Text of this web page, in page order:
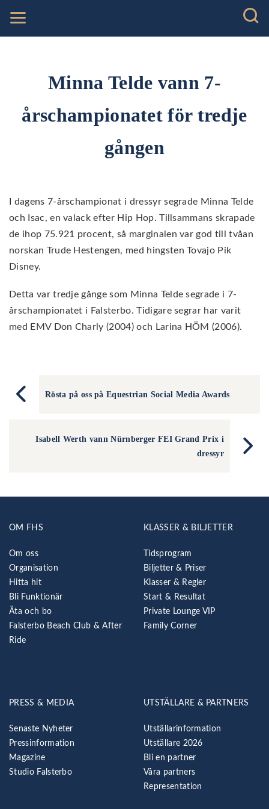
Minna Telde vann 7-
årschampionatet för tredje
gången
I dagens 7-årschampionat i dressyr segrade Minna Telde
och Isac, en valack efter Hip Hop. Tillsammans skrapade
de ihop 75.921 procent, så marginalen var god till tvåan
norskan Trude Hestengen, med hingsten Tovajo Pik
Disney.
Detta var tredje gånge som Minna Telde segrade i 7-
årschampionatet i Falsterbo. Tidigare segrar har varit
med EMV Don Charly (2004) och Larina HÖM (2006).
Rösta på oss på Equestrian Social Media Awards
Isabell Werth vann Nürnberger FEI Grand Prix i
dressyr
OM FHS
Om oss
Organisation
Hitta hit
Bli Funktionär
Äta och bo
Falsterbo Beach Club & After
Ride
KLASSER & BILJETTER
Tidsprogram
Biljetter & Priser
Klasser & Regler
Start & Resultat
Private Lounge VIP
Family Corner
PRESS & MEDIA
Senaste Nyheter
Pressinformation
Magazine
Studio Falsterbo
UTSTÄLLARE & PARTNERS
Utställarinformation
Utställare 2026
Bli en partner
Våra partners
Representation